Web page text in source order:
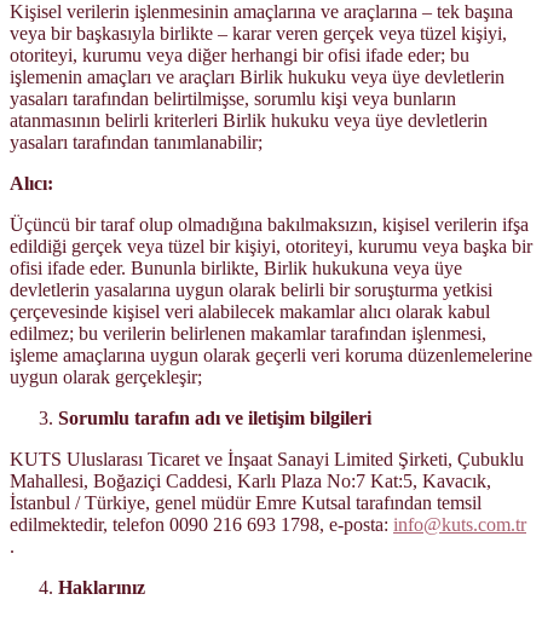
Kişisel verilerin işlenmesinin amaçlarına ve araçlarına – tek başına
veya bir başkasıyla birlikte – karar veren gerçek veya tüzel kişiyi,
otoriteyi, kurumu veya diğer herhangi bir ofisi ifade eder; bu
işlemenin amaçları ve araçları Birlik hukuku veya üye devletlerin
yasaları tarafından belirtilmişse, sorumlu kişi veya bunların
atanmasının belirli kriterleri Birlik hukuku veya üye devletlerin
yasaları tarafından tanımlanabilir;
Alıcı:
Üçüncü bir taraf olup olmadığına bakılmaksızın, kişisel verilerin ifşa
edildiği gerçek veya tüzel bir kişiyi, otoriteyi, kurumu veya başka bir
ofisi ifade eder. Bununla birlikte, Birlik hukukuna veya üye
devletlerin yasalarına uygun olarak belirli bir soruşturma yetkisi
çerçevesinde kişisel veri alabilecek makamlar alıcı olarak kabul
edilmez; bu verilerin belirlenen makamlar tarafından işlenmesi,
işleme amaçlarına uygun olarak geçerli veri koruma düzenlemelerine
uygun olarak gerçekleşir;
Sorumlu tarafın adı ve iletişim bilgileri
KUTS Uluslarası Ticaret ve İnşaat Sanayi Limited Şirketi, Çubuklu
Mahallesi, Boğaziçi Caddesi, Karlı Plaza No:7 Kat:5, Kavacık,
İstanbul / Türkiye, genel müdür Emre Kutsal tarafından temsil
edilmektedir, telefon 0090 216 693 1798, e-posta: info@kuts.com.tr
.
Haklarınız